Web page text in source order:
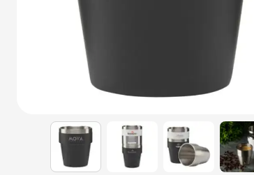
Afficher le sous-
Afficher le sous-
Afficher le sous-
Afficher le sous-
Afficher le sous-
Outils & Déplacements
Afficher le sous-
View larger imageView larger image
View larger